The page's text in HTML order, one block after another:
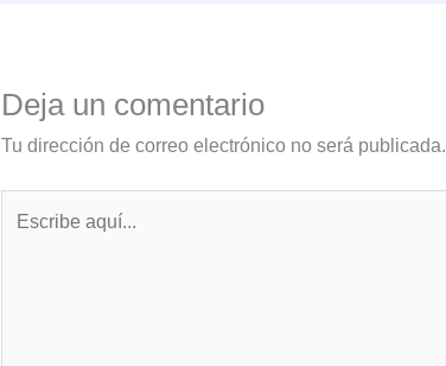
Deja un comentario
Tu dirección de correo electrónico no será publicada.